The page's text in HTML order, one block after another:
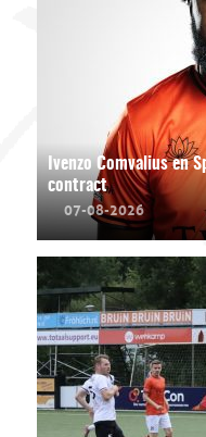
Ivenzo Comvalius en
contract
07-08-2026